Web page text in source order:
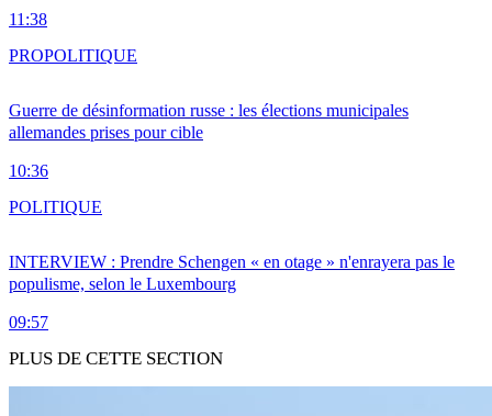
11:38
Guerre de désinformation russe : les élections municipales
allemandes prises pour cible
10:36
PROPOLITIQUE
INTERVIEW : Prendre Schengen « en otage » n'enrayera pas le
populisme, selon le Luxembourg
09:57
POLITIQUE
PLUS DE CETTE SECTION